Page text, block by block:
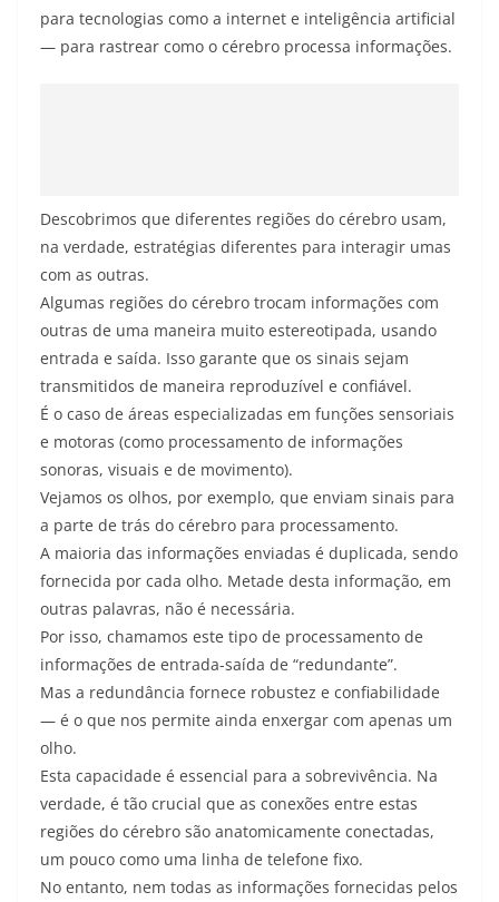
para tecnologias como a internet e inteligência artificial
— para rastrear como o cérebro processa informações.
Descobrimos que diferentes regiões do cérebro usam,
na verdade, estratégias diferentes para interagir umas
com as outras.
Algumas regiões do cérebro trocam informações com
outras de uma maneira muito estereotipada, usando
entrada e saída. Isso garante que os sinais sejam
transmitidos de maneira reproduzível e confiável.
É o caso de áreas especializadas em funções sensoriais
e motoras (como processamento de informações
sonoras, visuais e de movimento).
Vejamos os olhos, por exemplo, que enviam sinais para
a parte de trás do cérebro para processamento.
A maioria das informações enviadas é duplicada, sendo
fornecida por cada olho. Metade desta informação, em
outras palavras, não é necessária.
Por isso, chamamos este tipo de processamento de
informações de entrada-saída de “redundante”.
Mas a redundância fornece robustez e confiabilidade
— é o que nos permite ainda enxergar com apenas um
olho.
Esta capacidade é essencial para a sobrevivência. Na
verdade, é tão crucial que as conexões entre estas
regiões do cérebro são anatomicamente conectadas,
um pouco como uma linha de telefone fixo.
No entanto, nem todas as informações fornecidas pelos